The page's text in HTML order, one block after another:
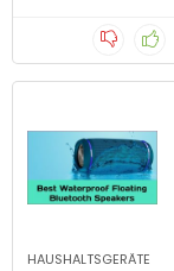
HAUSHALTSGERÄTE